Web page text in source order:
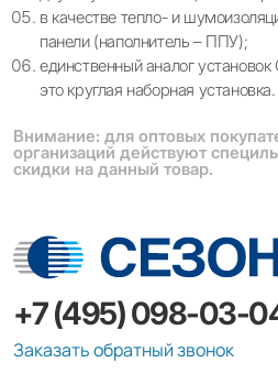
в качестве тепло- и
панели (наполнитель – ППУ);
единственный аналог
это круглая наборная установка.
Внимание: для оптовых
организаций действуют
скидки на данный товар.
+7 (495) 098-03-
Заказать обратный звонок